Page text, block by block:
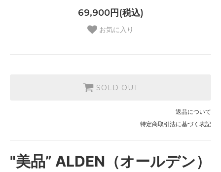
69,900円(税込)
お気に入り
SOLD OUT
返品について
特定商取引法に基づく表記
"美品” ALDEN（オールデン）